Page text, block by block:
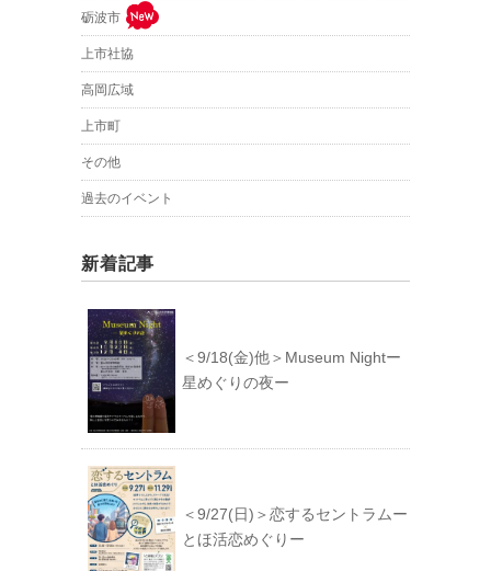
砺波市
上市社協
高岡広域
上市町
その他
過去のイベント
新着記事
＜9/18(金)他＞Museum Nightー
星めぐりの夜ー
＜9/27(日)＞恋するセントラムー
とほ活恋めぐりー